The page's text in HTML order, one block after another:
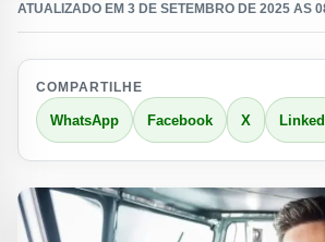
ATUALIZADO EM 3 DE SETEMBRO DE 2025 AS
COMPARTILHE
WhatsApp Facebook X